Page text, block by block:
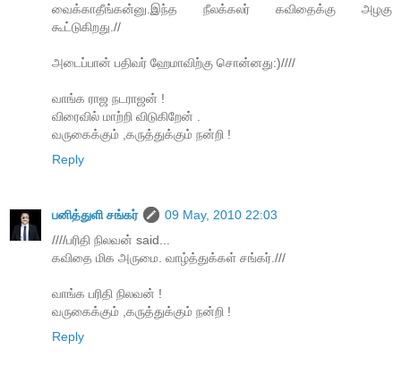
வைக்காதீங்கன்னு.இந்த நீலக்கலர் கவிதைக்கு அழகு
கூட்டுகிறது.//
அடைப்பான் பதிவர் ஹேமாவிற்கு சொன்னது:)////
வாங்க ராஜ நடராஜன் !
விரைவில் மாற்றி விடுகிறேன் .
வருகைக்கும் ,கருத்துக்கும் நன்றி !
Reply
பனித்துளி சங்கர்
09 May, 2010 22:03
////பரிதி நிலவன் said...
கவிதை மிக அருமை. வாழ்த்துக்கள் சங்கர்.///
வாங்க பரிதி நிலவன் !
வருகைக்கும் ,கருத்துக்கும் நன்றி !
Reply